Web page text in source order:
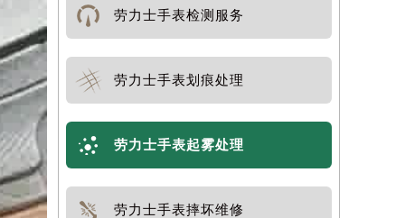
劳力士手表检测服务
劳力士手表划痕处理
劳力士手表起雾处理
劳力士手表摔坏维修